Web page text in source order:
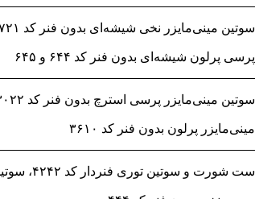
پرسی پرلون شیشه‌ای بدون فنر کد ۶۴۴ و ۶۴۵
مینی‌مایزر پرلون بدون فنر کد ۳۶۱۰
ست شورت و سوتین